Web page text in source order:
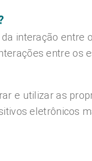
interação
entre os
e utilizar as
eletrônicos